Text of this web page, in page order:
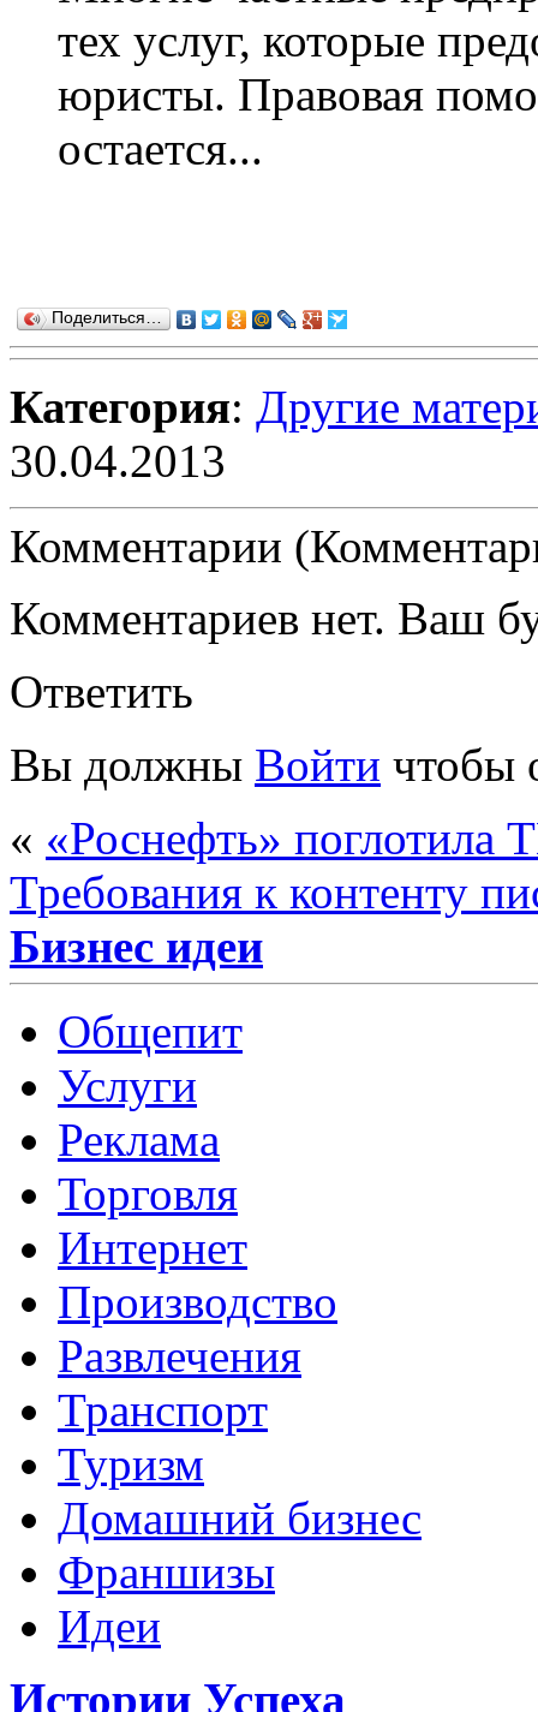
тех услуг, которые
юристы. Правовая
остается...
Поделиться…
Категория: Другие
30.04.2013
Комментарии
Комментариев нет. Ваш
Ответить
Вы должны Войти чтобы
« «Роснефть»
Требования к контенту
Бизнес идеи
Общепит
Услуги
Реклама
Торговля
Интернет
Производство
Развлечения
Транспорт
Туризм
Домашний бизнес
Франшизы
Идеи
Истории Успеха